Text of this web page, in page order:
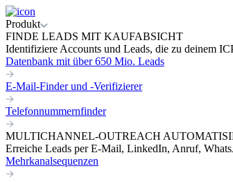
Produkt
FINDE LEADS MIT KAUFABSICHT
Identifiziere Accounts und Leads, die zu deinem
Datenbank mit über 650 Mio. Leads
E-Mail-Finder und -Verifizierer
Telefonnummernfinder
MULTICHANNEL-OUTREACH
Erreiche Leads per E-Mail, LinkedIn, Anruf,
Mehrkanalsequenzen